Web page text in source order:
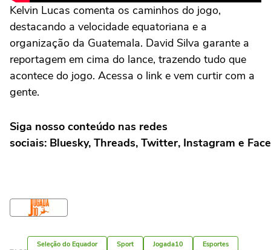
Kelvin Lucas comenta os caminhos do jogo,
destacando a velocidade equatoriana e a
organização da Guatemala. David Silva garante a
reportagem em cima do lance, trazendo tudo que
acontece do jogo. Acessa o link e vem curtir com a
gente.
Siga nosso conteúdo nas redes
sociais: Bluesky, Threads, Twitter, Instagram e
Seleção do Equador Sport Jogada10
Esportes